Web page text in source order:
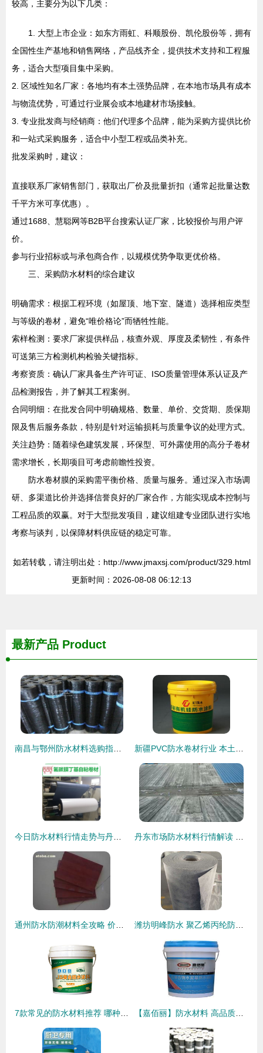
较高，主要分为以下几类：
1. 大型上市企业：如东方雨虹、科顺股份、凯伦股份等，拥有
全国性生产基地和销售网络，产品线齐全，提供技术支持和工程服
务，适合大型项目集中采购。
2. 区域性知名厂家：各地均有本土强势品牌，在本地市场具有成本
与物流优势，可通过行业展会或本地建材市场接触。
3. 专业批发商与经销商：他们代理多个品牌，能为采购方提供比价
和一站式采购服务，适合中小型工程或品类补充。
批发采购时，建议：
直接联系厂家销售部门，获取出厂价及批量折扣（通常起批量达数
千平方米可享优惠）。
通过1688、慧聪网等B2B平台搜索认证厂家，比较报价与用户评
价。
参与行业招标或与承包商合作，以规模优势争取更优价格。
三、采购防水材料的综合建议
明确需求：根据工程环境（如屋顶、地下室、隧道）选择相应类型
与等级的卷材，避免“唯价格论”而牺牲性能。
索样检测：要求厂家提供样品，核查外观、厚度及柔韧性，有条件
可送第三方检测机构检验关键指标。
考察资质：确认厂家具备生产许可证、ISO质量管理体系认证及产
品检测报告，并了解其工程案例。
合同明细：在批发合同中明确规格、数量、单价、交货期、质保期
限及售后服务条款，特别是针对运输损耗与质量争议的处理方式。
关注趋势：随着绿色建筑发展，环保型、可外露使用的高分子卷材
需求增长，长期项目可考虑前瞻性投资。
防水卷材膜的采购需平衡价格、质量与服务。通过深入市场调
研、多渠道比价并选择信誉良好的厂家合作，方能实现成本控制与
工程品质的双赢。对于大型批发项目，建议组建专业团队进行实地
考察与谈判，以保障材料供应链的稳定可靠。
如若转载，请注明出处：http://www.jmaxsj.com/product/329.html
更新时间：2026-08-08 06:12:13
最新产品 Product